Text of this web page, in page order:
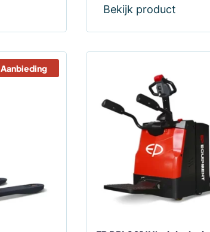
Bekijk product
Aanbieding
heeft
meerdere
gekozen
worden